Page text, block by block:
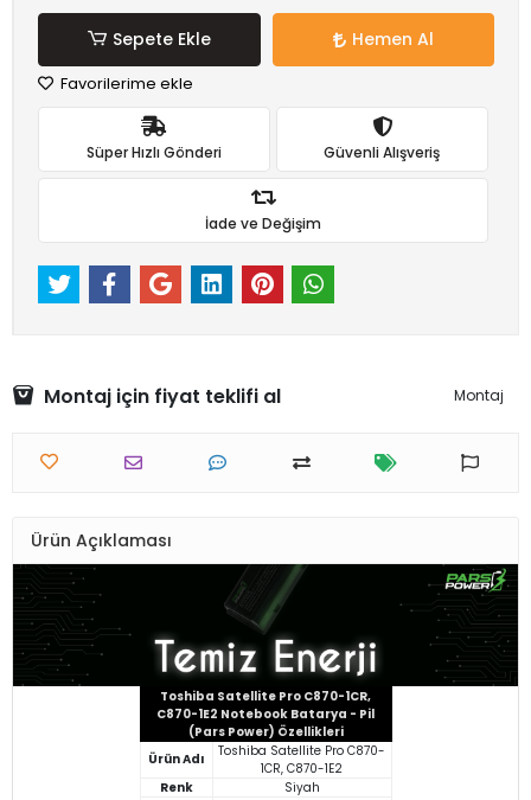
Sepete Ekle Hemen Al
Favorilerime ekle
Süper Hızlı Gönderi Güvenli Alışveriş
İade ve Değişim
Montaj için fiyat teklifi al Montaj
Ürün Açıklaması
Toshiba Satellite Pro C870-1CR,
C870-1E2 Notebook Batarya - Pil
(Pars Power) Özellikleri
Ürün Adı
Toshiba Satellite Pro C870-
1CR, C870-1E2
Renk
Siyah